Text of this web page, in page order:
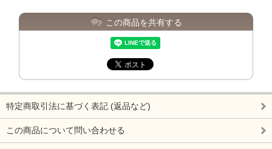
この商品を共有する
特定商取引法に基づく表記 (返品など)
この商品について問い合わせる